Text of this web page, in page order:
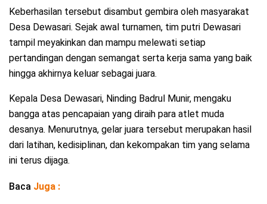
Keberhasilan tersebut disambut gembira oleh masyarakat
Desa Dewasari. Sejak awal turnamen, tim putri Dewasari
tampil meyakinkan dan mampu melewati setiap
pertandingan dengan semangat serta kerja sama yang baik
hingga akhirnya keluar sebagai juara.
Kepala Desa Dewasari, Ninding Badrul Munir, mengaku
bangga atas pencapaian yang diraih para atlet muda
desanya. Menurutnya, gelar juara tersebut merupakan hasil
dari latihan, kedisiplinan, dan kekompakan tim yang selama
ini terus dijaga.
Baca Juga :